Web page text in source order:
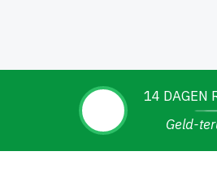
14 DAGEN
Geld-